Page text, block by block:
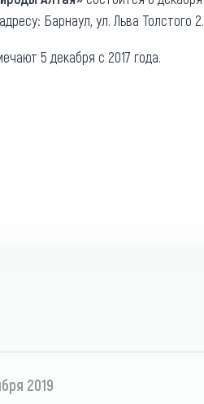
Барнаул, ул. Льва Толстого
5 декабря с 2017 года.
2019